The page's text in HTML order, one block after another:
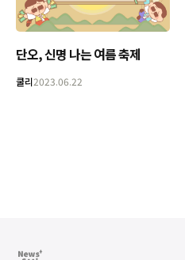
단오, 신명 나는 여름 축제
쿨리2023.06.22